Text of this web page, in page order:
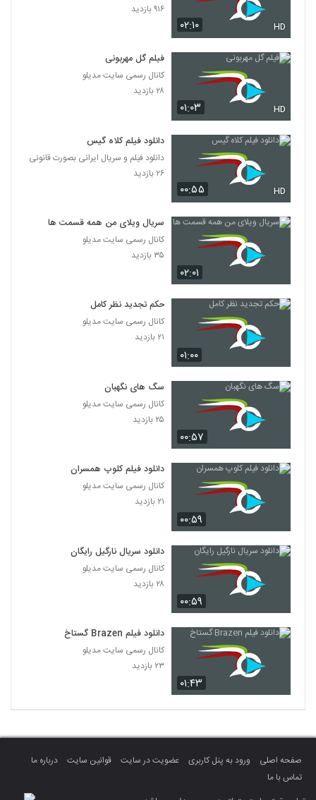
۰۲:۱۰ HD
۹۱۶ بازدید
۰۱:۰۳ HD
فیلم گل مهربونی
کانال رسمی سایت مدیلو
۲۸ بازدید
۰۰:۵۵ HD
دانلود فیلم کلاه گیس
دانلود فیلم و سریال ایرانی بصورت قانونی
۲۶ بازدید
۰۲:۰۱
سریال ویلای من همه قسمت ها
کانال رسمی سایت مدیلو
۳۵ بازدید
۰۱:۰۰
حکم تجدید نظر کامل
کانال رسمی سایت مدیلو
۲۱ بازدید
۰۰:۵۷
سگ های نگهبان
کانال رسمی سایت مدیلو
۲۵ بازدید
۰۰:۵۹
دانلود فیلم کلوپ همسران
کانال رسمی سایت مدیلو
۲۱ بازدید
۰۰:۵۹
دانلود سریال نارگیل رایگان
کانال رسمی سایت مدیلو
۲۸ بازدید
۰۱:۴۳
دانلود فیلم Brazen گستاخ
کانال رسمی سایت مدیلو
۲۳ بازدید
صفحه اصلی ورود به پنل کاربری عضویت در سایت قوانین سایت
درباره ما
تماس با ما